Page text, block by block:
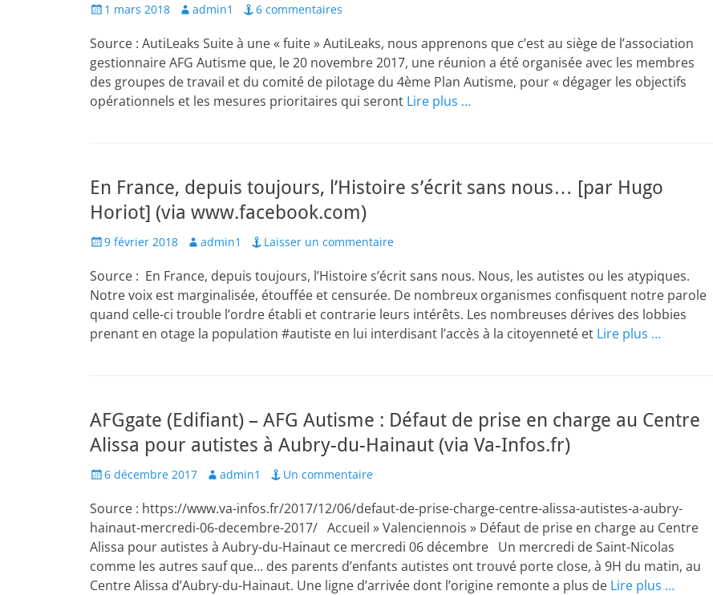
Posted
1 mars 2018 Author
admin1 6 commentaires
Source : AutiLeaks Suite à une « fuite » AutiLeaks, nous apprenons que c’est au siège de l’association
gestionnaire AFG Autisme que, le 20 novembre 2017, une réunion a été organisée avec les membres
des groupes de travail et du comité de pilotage du 4ème Plan Autisme, pour « dégager les objectifs
opérationnels et les mesures prioritaires qui seront Lire plus …
En France, depuis toujours, l’Histoire s’écrit sans nous… [par Hugo
Horiot] (via www.facebook.com)
Posted
9 février 2018 Author
admin1 Laisser un commentaire
Source : En France, depuis toujours, l’Histoire s’écrit sans nous. Nous, les autistes ou les atypiques.
Notre voix est marginalisée, étouffée et censurée. De nombreux organismes confisquent notre parole
quand celle-ci trouble l’ordre établi et contrarie leurs intérêts. Les nombreuses dérives des lobbies
prenant en otage la population #autiste en lui interdisant l’accès à la citoyenneté et Lire plus …
AFGgate (Edifiant) – AFG Autisme : Défaut de prise en charge au Centre
Alissa pour autistes à Aubry-du-Hainaut (via Va-Infos.fr)
Posted
6 décembre 2017 Author
admin1 Un commentaire
Source : https://www.va-infos.fr/2017/12/06/defaut-de-prise-charge-centre-alissa-autistes-a-aubry-
hainaut-mercredi-06-decembre-2017/ Accueil » Valenciennois » Défaut de prise en charge au Centre
Alissa pour autistes à Aubry-du-Hainaut ce mercredi 06 décembre Un mercredi de Saint-Nicolas
comme les autres sauf que… des parents d’enfants autistes ont trouvé porte close, à 9H du matin, au
Centre Alissa d’Aubry-du-Hainaut. Une ligne d’arrivée dont l’origine remonte a plus de Lire plus …